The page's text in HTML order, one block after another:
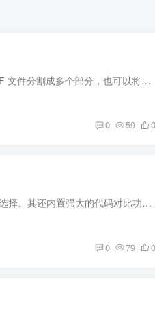
PDFsam Basic 是一款免费的 PDF 文件分割和合并工具，可以轻松地将 PDF 文件分割成多个部分，也可以将多个 PDF 文件合并成一个文件。
0 59 0
notepad–是一个国产跨平台、简单的文本编辑器，是替换notepad++的一种选择。其还内置强大的代码对比功能，插件功能。用起来很方便。且对大文件日志打开无压力。
0 79 0